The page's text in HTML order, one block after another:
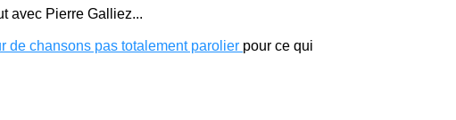
avec Pierre Galliez...
de chansons pas totalement parolier pour ce qui